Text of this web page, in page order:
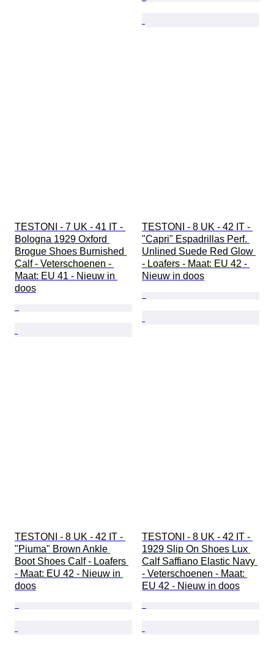
TESTONI - 7 UK - 41 IT -
Bologna 1929 Oxford
Brogue Shoes Burnished
Calf - Veterschoenen -
Maat: EU 41 - Nieuw in
doos
TESTONI - 8 UK - 42 IT -
"Capri" Espadrillas Perf.
Unlined Suede Red Glow
- Loafers - Maat: EU 42 -
Nieuw in doos
TESTONI - 8 UK - 42 IT -
"Piuma" Brown Ankle
Boot Shoes Calf - Loafers
- Maat: EU 42 - Nieuw in
doos
TESTONI - 8 UK - 42 IT -
1929 Slip On Shoes Lux
Calf Saffiano Elastic Navy
- Veterschoenen - Maat:
EU 42 - Nieuw in doos